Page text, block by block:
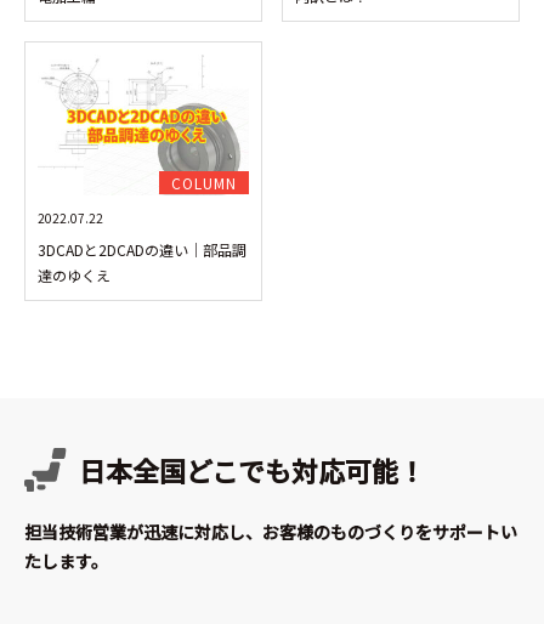
COLUMN
2022.07.22
3DCADと2DCADの違い│部品調
達のゆくえ
日本全国どこでも対応可能！
担当技術営業が迅速に対応し、お客様のものづくりをサポートい
たします。